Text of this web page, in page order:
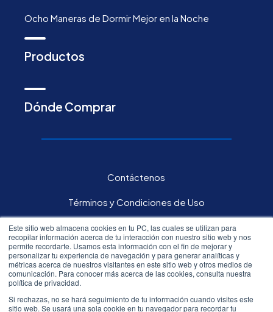
Este sitio web almacena cookies en tu PC, las cuales se utilizan para
recopilar información acerca de tu interacción con nuestro sitio web y nos
permite recordarte. Usamos esta información con el fin de mejorar y
personalizar tu experiencia de navegación y para generar analíticas y
métricas acerca de nuestros visitantes en este sitio web y otros medios de
comunicación. Para conocer más acerca de las cookies, consulta nuestra
política de privacidad.
Si rechazas, no se hará seguimiento de tu información cuando visites este
sitio web. Se usará una sola cookie en tu navegador para recordar tu
Ocho Maneras de Dormir Mejor en la Noche
Productos
Dónde Comprar
Contáctenos
Términos y Condiciones de Uso
Política de privacidad
Carreras
Inversores